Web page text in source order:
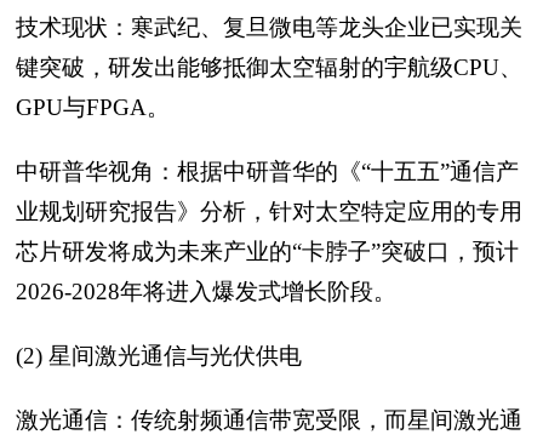
技术现状：寒武纪、复旦微电等龙头企业已实现关
键突破，研发出能够抵御太空辐射的宇航级CPU、
GPU与FPGA。
中研普华视角：根据中研普华的《“十五五”通信产
业规划研究报告》分析，针对太空特定应用的专用
芯片研发将成为未来产业的“卡脖子”突破口，预计
2026-2028年将进入爆发式增长阶段。
(2) 星间激光通信与光伏供电
激光通信：传统射频通信带宽受限，而星间激光通